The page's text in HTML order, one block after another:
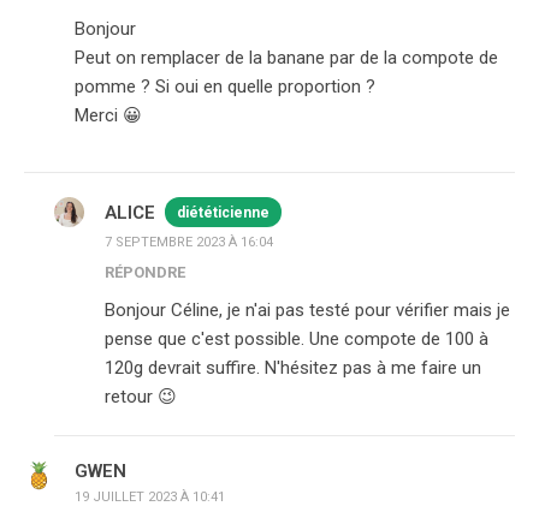
Bonjour
Peut on remplacer de la banane par de la compote de
pomme ? Si oui en quelle proportion ?
Merci 😀
ALICE diététicienne
7 SEPTEMBRE 2023 À 16:04
RÉPONDRE
Bonjour Céline, je n'ai pas testé pour vérifier mais je
pense que c'est possible. Une compote de 100 à
120g devrait suffire. N'hésitez pas à me faire un
retour 😉
GWEN
19 JUILLET 2023 À 10:41